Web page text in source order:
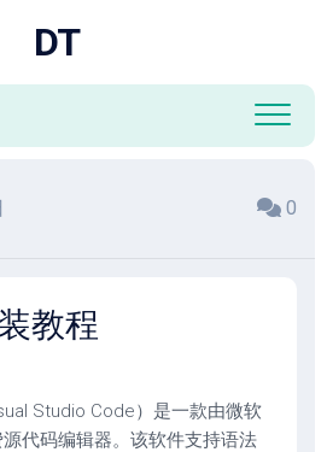
DT
0
教程
Studio Code）是一款由微软
代码编辑器。该软件支持语法